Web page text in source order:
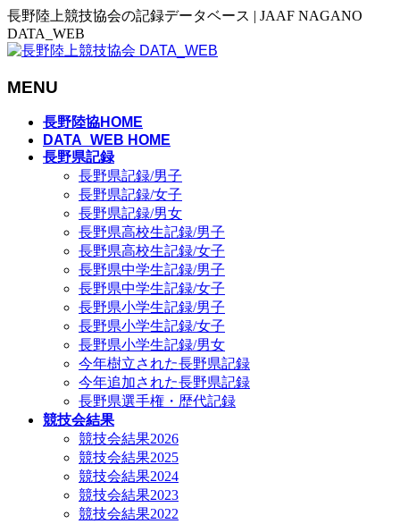
長野陸上競技協会の記録データベース | JAAF NAGANO
DATA_WEB
MENU
長野陸協HOME
DATA_WEB HOME
長野県記録
長野県記録/男子
長野県記録/女子
長野県記録/男女
長野県高校生記録/男子
長野県高校生記録/女子
長野県中学生記録/男子
長野県中学生記録/女子
長野県小学生記録/男子
長野県小学生記録/女子
長野県小学生記録/男女
今年樹立された長野県記録
今年追加された長野県記録
長野県選手権・歴代記録
競技会結果
競技会結果2026
競技会結果2025
競技会結果2024
競技会結果2023
競技会結果2022